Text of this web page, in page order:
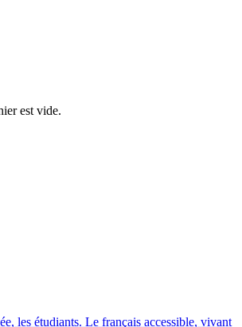
est vide.
les étudiants. Le français accessible, vivant